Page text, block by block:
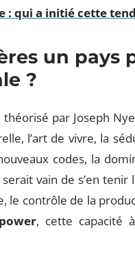
: qui a initié cette
un pays
?
théorisé par Joseph
l’art de vivre, la
codes, la
vain de s’en
le contrôle de la
, cette capacité